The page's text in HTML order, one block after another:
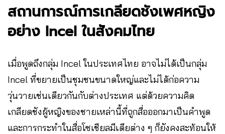
สถานการณ์การเกลียดชังเพศหญิง
อย่าง Incel ในสังคมไทย
เมื่อพูดถึงกลุ่ม Incel ในประเทศไทย อาจไม่ได้เป็นกลุ่ม
Incel ที่ขยายเป็นชุมชนขนาดใหญ่และไม่ได้ก่อความ
วุ่นวายเช่นเดียวกันกับต่างประเทศ แต่ด้วยความคิด
เกลียดชังผู้หญิงของชายเหล่านี้ที่ถูกสื่อออกมาเป็นคำพูด
และการกระทำในสื่อโซเชียลมีเดียต่าง ๆ ก็ยังคงสะท้อนให้